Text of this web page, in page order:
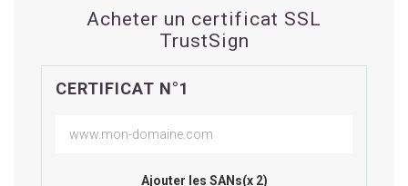
Acheter un certificat SSL
TrustSign
CERTIFICAT N°1
Ajouter les SANs(x 2)